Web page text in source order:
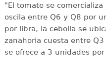
"El tomate se
oscila entre Q6 y Q8 por
por libra, la cebolla se
zanahoria cuesta entre
se ofrece a 3 unidades